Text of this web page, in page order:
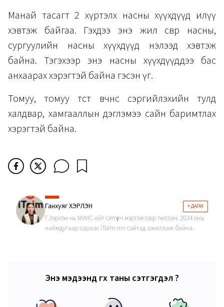
Манай тасагт 2 хүртэлх насны хүүхдүүд илүү
хэвтэж байгаа. Гэхдээ энэ жил өсвөр насны,
сургуулийн насны хүүхдүүд нэлээд хэвтэж
байна. Тэгэхээр энэ насны хүүхдүүддээ бас
анхаарах хэрэгтэй байна гэсэн үг.
Томуу, томуу төст өвчнөөс сэргийлэхийн тулд
халдвар, хамгааллын дэглэмээ сайн баримтлах
хэрэгтэй байна.
Ганхуяг ХЭРЛЭН + ДАГАХ
Г.Хэрлэн нь МУИС-ийг сэтгүүлч мэргэжлээр төгссөн. 2024 оны
наймдугаар сараас iToim.mn сайтад ажиллаж байна.
Энэ мэдээнд өгөх таны сэтгэгдэл ?